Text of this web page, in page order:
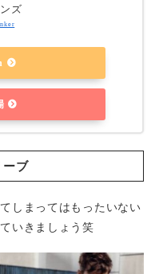
ズ
ーブ
しまってはもったいない
いきましょう笑